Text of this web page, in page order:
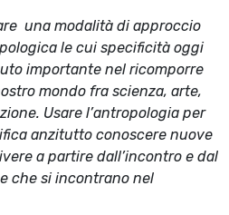
una modalità di approccio
le cui specificità oggi
importante nel ricomporre
mondo fra scienza, arte,
Usare l’antropologia per
anzitutto conoscere nuove
a partire dall’incontro e dal
che si incontrano nel